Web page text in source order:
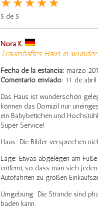
5 de 5
Nora K.
Traumhaftes Haus in
Fecha de la estancia: marzo
Comentario enviado: 11 de
Das Haus ist wunderschön
können das Domizil nur
ein Babybettchen und
Super Service!
Haus: Die Bilder versprechen
Lage: Etwas abgelegen am
entfernt, so dass man sich
Autofahrten zu großen
Umgebung: Die Strände sind
baden kann.